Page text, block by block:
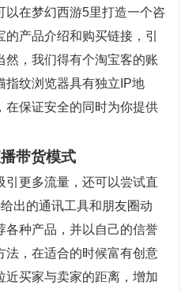
以在梦幻西游5里打造一个咨
产品介绍和购买链接，引
然，我们得有个淘宝客的账
指纹浏览器具有独立IP地
在保证安全的同时为你提供
带货模式
引更多流量，还可以尝试直
出的通讯工具和朋友圈动
各种产品，并以自己的信誉
法，在适合的时候富有创意
近买家与卖家的距离，增加